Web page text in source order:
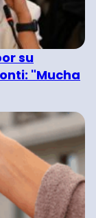
su
"Mucha